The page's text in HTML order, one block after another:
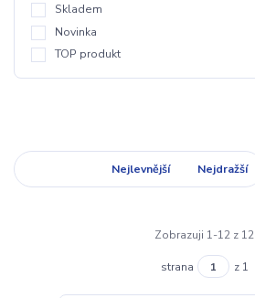
Skladem
Novinka
TOP produkt
Nejlevnější Nejdražší
Zobrazuji 1-12 z 12
strana z 1